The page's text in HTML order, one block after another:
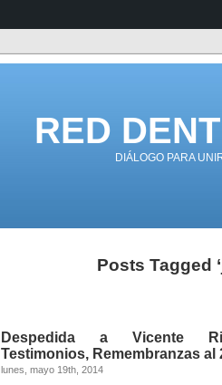
RED
DIÁLOGO PARA
Posts Tagged
Despedida a Vicente
Testimonios, Remembranzas al
lunes, mayo 19th, 2014